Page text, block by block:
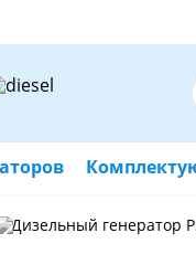
Дизельный генератор